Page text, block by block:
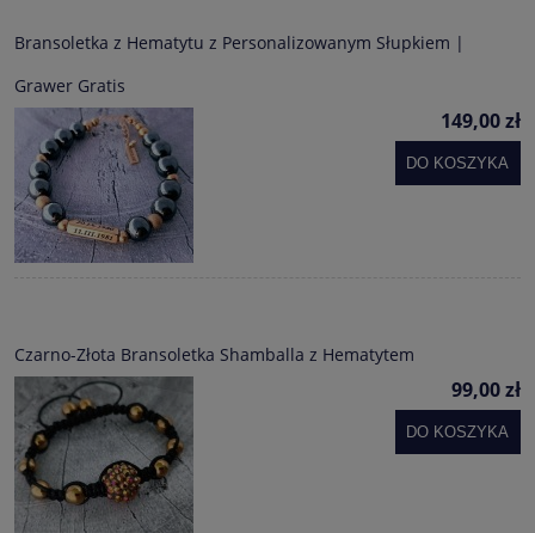
Bransoletka z Hematytu z Personalizowanym Słupkiem |
Grawer Gratis
149,00 zł
DO KOSZYKA
Czarno-Złota Bransoletka Shamballa z Hematytem
99,00 zł
DO KOSZYKA